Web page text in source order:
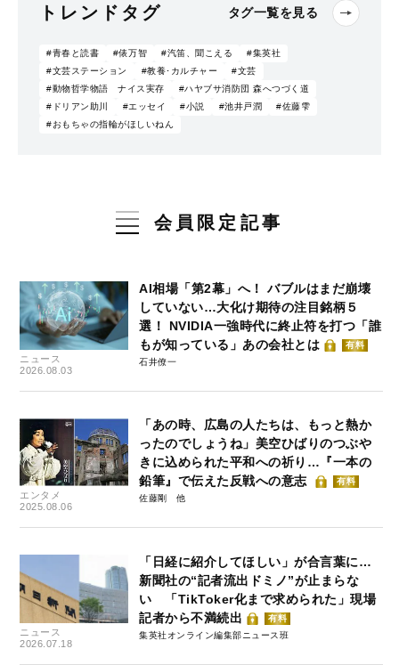
トレンドタグ タグ一覧を見る
#青春と読書 #俵万智 #汽笛、聞こえる
#集英社
#文芸ステーション
#教養･カルチャー
#文芸
#動物哲学物語 ナイス実存
#ハヤブサ消防団 森へつづく道
#ドリアン助川
#エッセイ #小説 #池井戸潤
#佐藤雫
#おもちゃの指輪がほしいねん
会員限定記事
ニュース
2026.08.03
AI相場「第2幕」へ！ バブルはまだ崩壊
していない…大化け期待の注目銘柄５
選！ NVIDIA一強時代に終止符を打つ「誰
もが知っている」あの会社とは
有料
石井僚一
エンタメ
2025.08.06
「あの時、広島の人たちは、もっと熱か
ったのでしょうね」美空ひばりのつぶや
きに込められた平和への祈り…『一本の
鉛筆』で伝えた反戦への意志
有料
佐藤剛
ニュース
2026.07.18
「日経に紹介してほしい」が合言葉に…
新聞社の“記者流出ドミノ”が止まらな
い 「TikToker化まで求められた」現場
記者から不満続出
有料
集英社オンライン編集部ニュース班